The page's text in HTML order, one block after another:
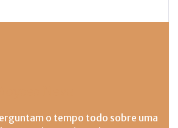
o tempo todo sobre uma